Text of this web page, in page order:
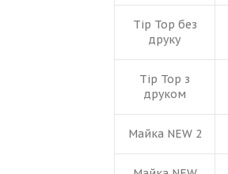
Tip Top без
друку
Tip Top з
друком
Майка NEW 2